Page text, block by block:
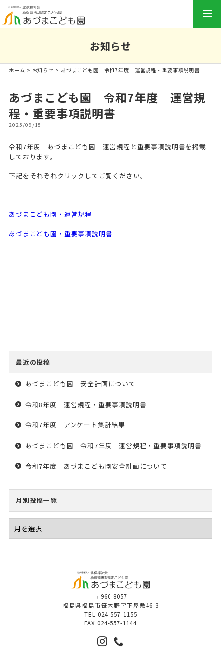
お知らせ
ホーム > お知らせ > あづまこども園 令和7年度 運営規程・重要事項説明書
あづまこども園 令和7年度 運営規
程・重要事項説明書
2025/09/18
令和7年度 あづまこども園 運営規程と重要事項説明書を掲載
しております。
下記をそれぞれクリックしてご覧ください。
あづまこども園・運営規程
あづまこども園・重要事項説明書
最近の投稿
あづまこども園 安全計画について
令和8年度 運営規程・重要事項説明書
令和7年度 アンケート集計結果
あづまこども園 令和7年度 運営規程・重要事項説明書
令和7年度 あづまこども園安全計画について
月別投稿一覧
〒960-8057
福島県福島市笹木野字下屋敷46-3
TEL 024-557-1155
FAX 024-557-1144